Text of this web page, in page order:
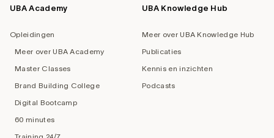
UBA Academy
Opleidingen
Meer over UBA Academy
Master Classes
Brand Building College
Digital Bootcamp
60 minutes
UBA Knowledge Hub
Meer over UBA Knowledge Hub
Publicaties
Kennis en inzichten
Podcasts